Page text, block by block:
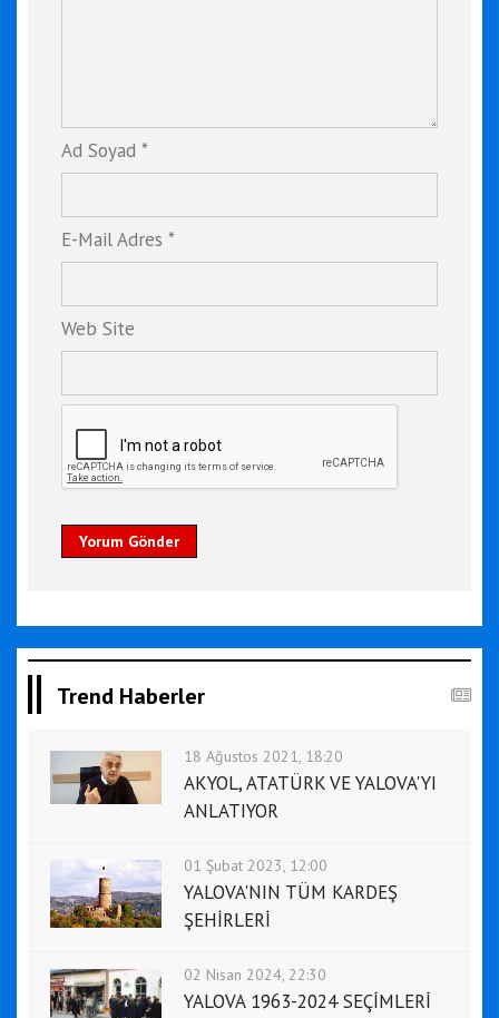
Ad Soyad *
E-Mail Adres *
Web Site
Yorum Gönder
Trend Haberler
18 Ağustos 2021, 18:20
AKYOL, ATATÜRK VE YALOVA'YI
ANLATIYOR
01 Şubat 2023, 12:00
YALOVA'NIN TÜM KARDEŞ
ŞEHİRLERİ
02 Nisan 2024, 22:30
YALOVA 1963-2024 SEÇİMLERİ